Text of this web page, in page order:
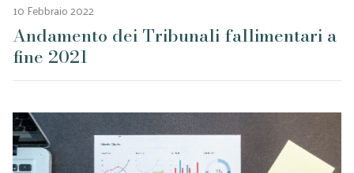
10 Febbraio 2022
Andamento dei Tribunali fallimentari a
fine 2021